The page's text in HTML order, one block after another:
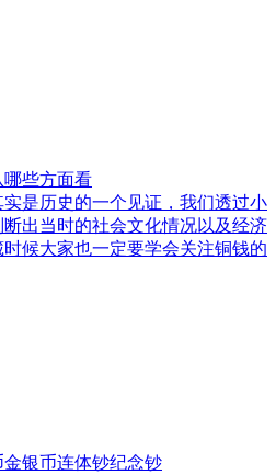
些方面看
是历史的一个见证，我们透过小
出当时的社会文化情况以及经济
候大家也一定要学会关注铜钱的
银币连体钞纪念钞